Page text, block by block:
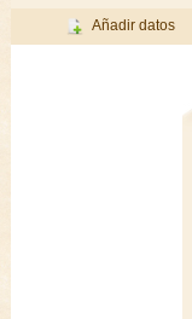
Añadir datos